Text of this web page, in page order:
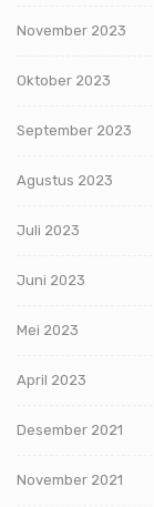
November 2023
Oktober 2023
September 2023
Agustus 2023
Juli 2023
Juni 2023
Mei 2023
April 2023
Desember 2021
November 2021